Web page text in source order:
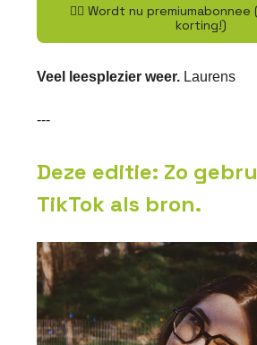
👉🏽 Wordt nu
korting!)
Veel leesplezier weer. Laurens
---
Deze editie: Zo
TikTok als bron.